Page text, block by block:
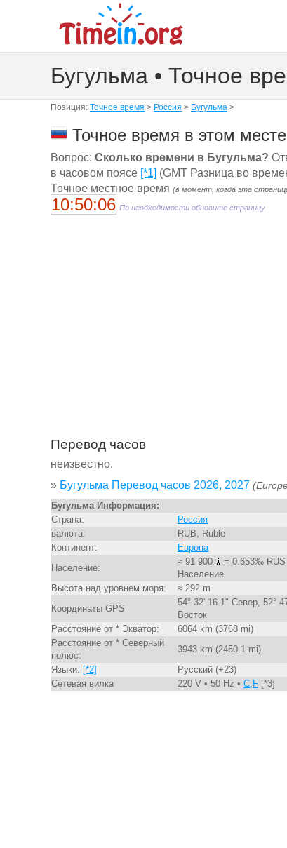
Бугульма • Точное
Позиция: Точное время > Россия > Бугульма >
Точное время в этом
Вопрос: Сколько времени в Бугульма?
в часовом поясе [*1] (GMT Разница во
Точное местное время (в момент, когда эта
10:50:07 По необходимости обновите страницу
Перевод часов
неизвестно.
» Бугульма Перевод часов 2026, 2027
Бугульма Информация:
Страна:
Россия
валюта:
RUB, Ruble
Континент:
Европа
Население:
≈ 91 900
= 0.653‰ RUS
Население
Высота над уровнем моря:
≈ 292 m
Координаты GPS
54° 32' 16.1" Север, 52°
Восток
Расстояние от * Экватор:
6064 km (3768 mi)
Расстояние от * Северный
полюс:
3943 km (2450.1 mi)
Языки: [*2]
Русский (+23)
Сетевая вилка
220 V • 50 Hz • C,F [*3]